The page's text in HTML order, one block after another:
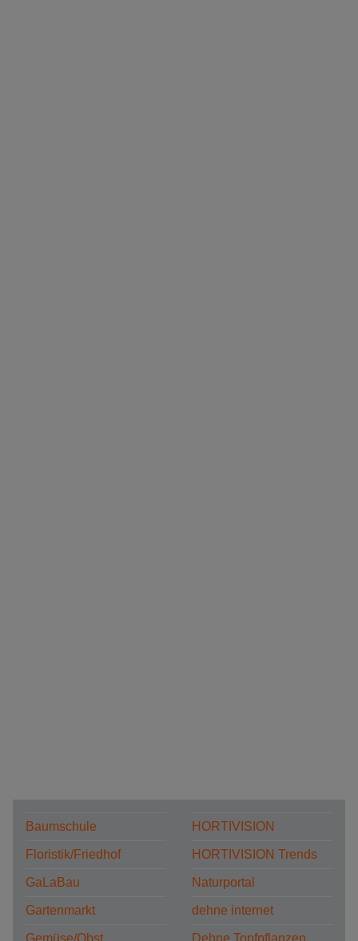
Baumschule
Floristik/Friedhof
GaLaBau
Gartenmarkt
Gemüse/Obst
HORTIVISION
HORTIVISION Trends
Naturportal
dehne internet
Dehne Topfpflanzen